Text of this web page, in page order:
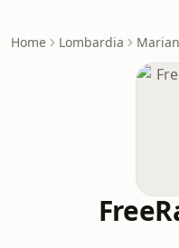
Home Lombardia